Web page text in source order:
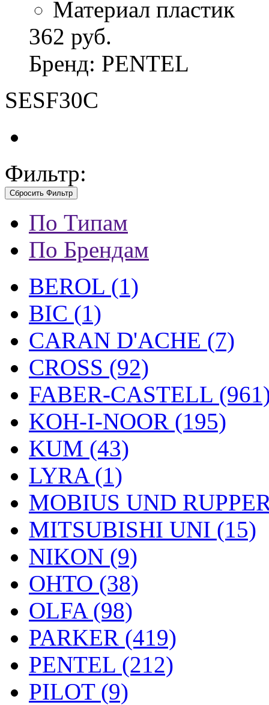
Материал пластик
362 руб.
Бренд: PENTEL
SESF30C
Фильтр:
Сбросить Фильтр
По Типам
По Брендам
BEROL (1)
BIC (1)
CARAN D'ACHE (7)
CROSS (92)
FABER-CASTELL
KOH-I-NOOR (195)
KUM (43)
LYRA (1)
MOBIUS UND
MITSUBISHI UNI (15)
NIKON (9)
OHTO (38)
OLFA (98)
PARKER (419)
PENTEL (212)
PILOT (9)